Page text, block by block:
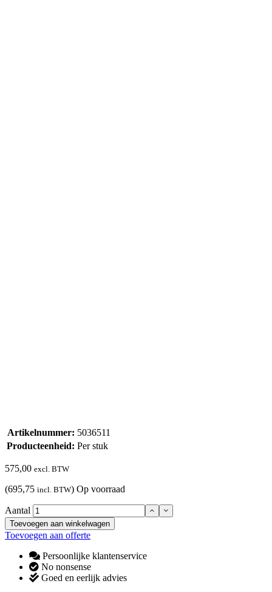
Artikelnummer: 5036511
Producteenheid: Per stuk
575,00 excl. BTW
(695,75 incl. BTW) Op voorraad
Aantal
Toevoegen aan winkelwagen
Toevoegen aan offerte
Persoonlijke klantenservice
No nonsense
Goed en eerlijk advies